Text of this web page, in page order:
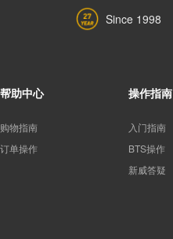
Since 1998
帮助中心
购物指南
订单操作
操作指南
入门指南
BTS操作
新威答疑